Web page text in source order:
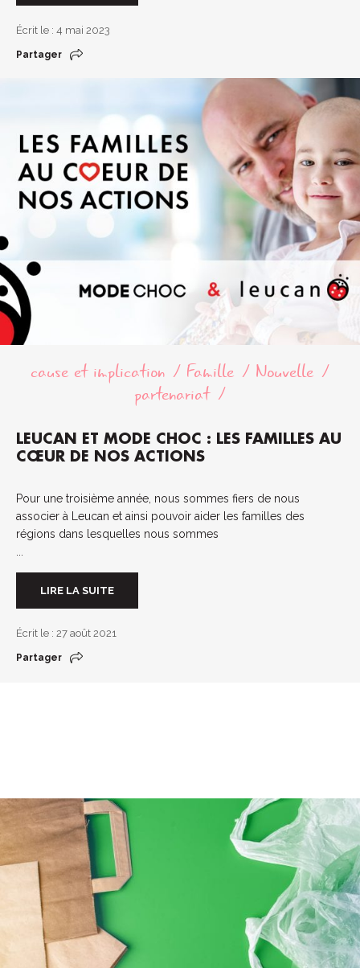
Écrit le : 4 mai 2023
Partager
cause et implication Famille
Nouvelle
partenariat
LEUCAN ET MODE CHOC : LES FAMILLES AU
CŒUR DE NOS ACTIONS
Pour une troisième année, nous sommes fiers de nous
associer à Leucan et ainsi pouvoir aider les familles des
régions dans lesquelles nous sommes
LIRE LA SUITE
Écrit le : 27 août 2021
Partager